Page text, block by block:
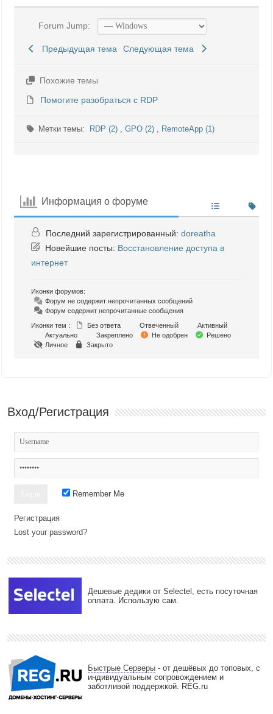
Forum Jump:
Предыдущая тема Следующая тема
Похожие темы
Помогите разобраться с RDP
Метки темы: RDP (2) GPO (2) RemoteApp (1)
Информация о форуме
Последний зарегистрированный:doreatha
Новейшие посты: Восстановление доступа в
интернет
Иконки форумов:
Форум не содержит непрочитанных сообщений
Форум содержит непрочитанные сообщения
Иконки тем :
Без ответа Отвеченный
Активный
Актуально
Закреплено Не одобрен
Решено
Личное
Закрыто
Вход/Регистрация
Remember Me
Регистрация
Lost your password?
Дешевые дедики от Selectel, есть посуточная
оплата. Использую сам.
Быстрые Серверы - от дешёвых до топовых, с
индивидуальным сопровождением и
заботливой поддержкой. REG.ru